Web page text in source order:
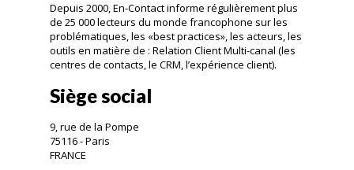
Depuis 2000, En-Contact informe régulièrement plus
de 25 000 lecteurs du monde francophone sur les
problématiques, les «best practices», les acteurs, les
outils en matière de : Relation Client Multi-canal (les
centres de contacts, le CRM, l’expérience client).
Siège social
9, rue de la Pompe
75116 - Paris
FRANCE